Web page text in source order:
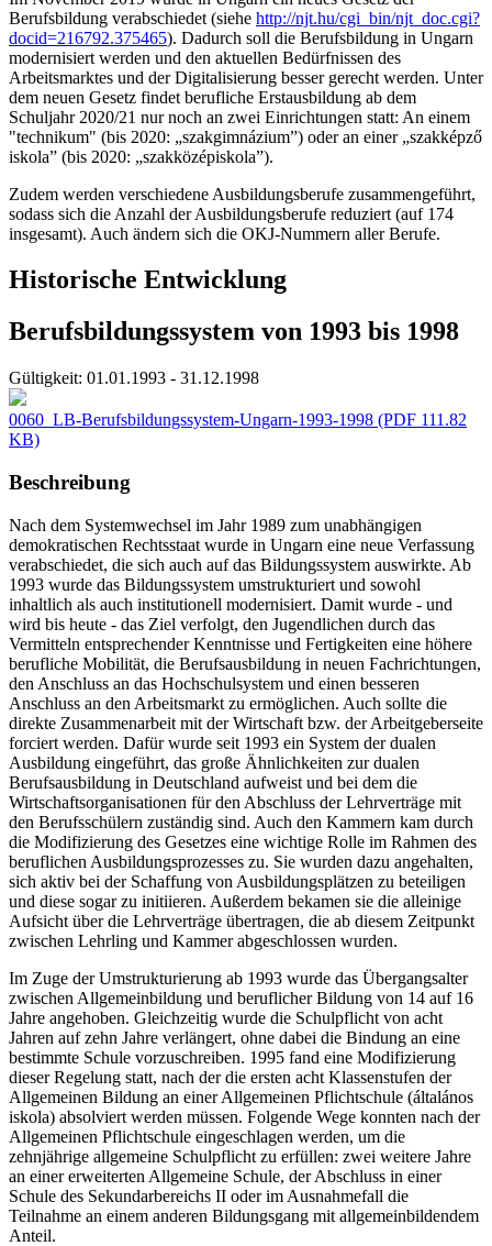
Berufsbildung verabschiedet (siehe http://njt.hu/cgi_bin/njt_doc.cgi?
docid=216792.375465). Dadurch soll die Berufsbildung in Ungarn
modernisiert werden und den aktuellen Bedürfnissen des
Arbeitsmarktes und der Digitalisierung besser gerecht werden. Unter
dem neuen Gesetz findet berufliche Erstausbildung ab dem
Schuljahr 2020/21 nur noch an zwei Einrichtungen statt: An einem
"technikum" (bis 2020: „szakgimnázium”) oder an einer „szakképző
iskola” (bis 2020: „szakközépiskola”).
Zudem werden verschiedene Ausbildungsberufe zusammengeführt,
sodass sich die Anzahl der Ausbildungsberufe reduziert (auf 174
insgesamt). Auch ändern sich die OKJ-Nummern aller Berufe.
Historische Entwicklung
Berufsbildungssystem von 1993 bis 1998
Gültigkeit: 01.01.1993 - 31.12.1998
0060_LB-Berufsbildungssystem-Ungarn-1993-1998 (PDF 111.82
KB)
Beschreibung
Nach dem Systemwechsel im Jahr 1989 zum unabhängigen
demokratischen Rechtsstaat wurde in Ungarn eine neue Verfassung
verabschiedet, die sich auch auf das Bildungssystem auswirkte. Ab
1993 wurde das Bildungssystem umstrukturiert und sowohl
inhaltlich als auch institutionell modernisiert. Damit wurde - und
wird bis heute - das Ziel verfolgt, den Jugendlichen durch das
Vermitteln entsprechender Kenntnisse und Fertigkeiten eine höhere
berufliche Mobilität, die Berufsausbildung in neuen Fachrichtungen,
den Anschluss an das Hochschulsystem und einen besseren
Anschluss an den Arbeitsmarkt zu ermöglichen. Auch sollte die
direkte Zusammenarbeit mit der Wirtschaft bzw. der Arbeitgeberseite
forciert werden. Dafür wurde seit 1993 ein System der dualen
Ausbildung eingeführt, das große Ähnlichkeiten zur dualen
Berufsausbildung in Deutschland aufweist und bei dem die
Wirtschaftsorganisationen für den Abschluss der Lehrverträge mit
den Berufsschülern zuständig sind. Auch den Kammern kam durch
die Modifizierung des Gesetzes eine wichtige Rolle im Rahmen des
beruflichen Ausbildungsprozesses zu. Sie wurden dazu angehalten,
sich aktiv bei der Schaffung von Ausbildungsplätzen zu beteiligen
und diese sogar zu initiieren. Außerdem bekamen sie die alleinige
Aufsicht über die Lehrverträge übertragen, die ab diesem Zeitpunkt
zwischen Lehrling und Kammer abgeschlossen wurden.
Im Zuge der Umstrukturierung ab 1993 wurde das Übergangsalter
zwischen Allgemeinbildung und beruflicher Bildung von 14 auf 16
Jahre angehoben. Gleichzeitig wurde die Schulpflicht von acht
Jahren auf zehn Jahre verlängert, ohne dabei die Bindung an eine
bestimmte Schule vorzuschreiben. 1995 fand eine Modifizierung
dieser Regelung statt, nach der die ersten acht Klassenstufen der
Allgemeinen Bildung an einer Allgemeinen Pflichtschule (általános
iskola) absolviert werden müssen. Folgende Wege konnten nach der
Allgemeinen Pflichtschule eingeschlagen werden, um die
zehnjährige allgemeine Schulpflicht zu erfüllen: zwei weitere Jahre
an einer erweiterten Allgemeine Schule, der Abschluss in einer
Schule des Sekundarbereichs II oder im Ausnahmefall die
Teilnahme an einem anderen Bildungsgang mit allgemeinbildendem
Anteil.